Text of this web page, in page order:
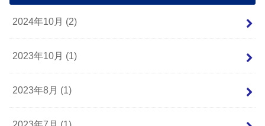
2024年10月 (2)
2023年10月 (1)
2023年8月 (1)